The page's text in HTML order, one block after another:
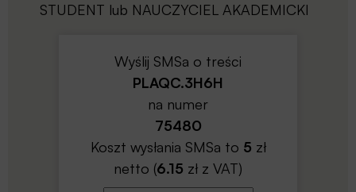
STUDENT lub NAUCZYCIEL AKADEMICKI
Wyślij SMSa o treści
PLAQC.3H6H
na numer
75480
Koszt wysłania SMSa to 5 zł
netto (6.15 zł z VAT)